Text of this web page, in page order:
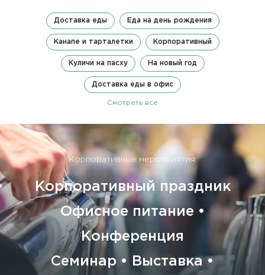
Доставка еды Еда на день рождения
Канапе и тарталетки Корпоративный
Куличи на пасху На новый год
Доставка еды в офис
Смотреть все
Корпоративные мероприятия:
Корпоративный праздник
Офисное питание •
Конференция
Семинар • Выставка •